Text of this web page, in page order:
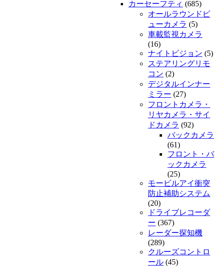
カーセーフティ (685)
オールラウンドビ
ューカメラ (5)
車載監視カメラ
(16)
ナイトビジョン (5)
ステアリングリモ
コン (2)
デジタルインナー
ミラー (27)
フロントカメラ・
リヤカメラ・サイ
ドカメラ (92)
バックカメラ
(61)
フロント・バ
ックカメラ
(25)
モービルアイ衝突
防止補助システム
(20)
ドライブレコーダ
ー (367)
レーダー探知機
(289)
クルーズコントロ
ール (45)